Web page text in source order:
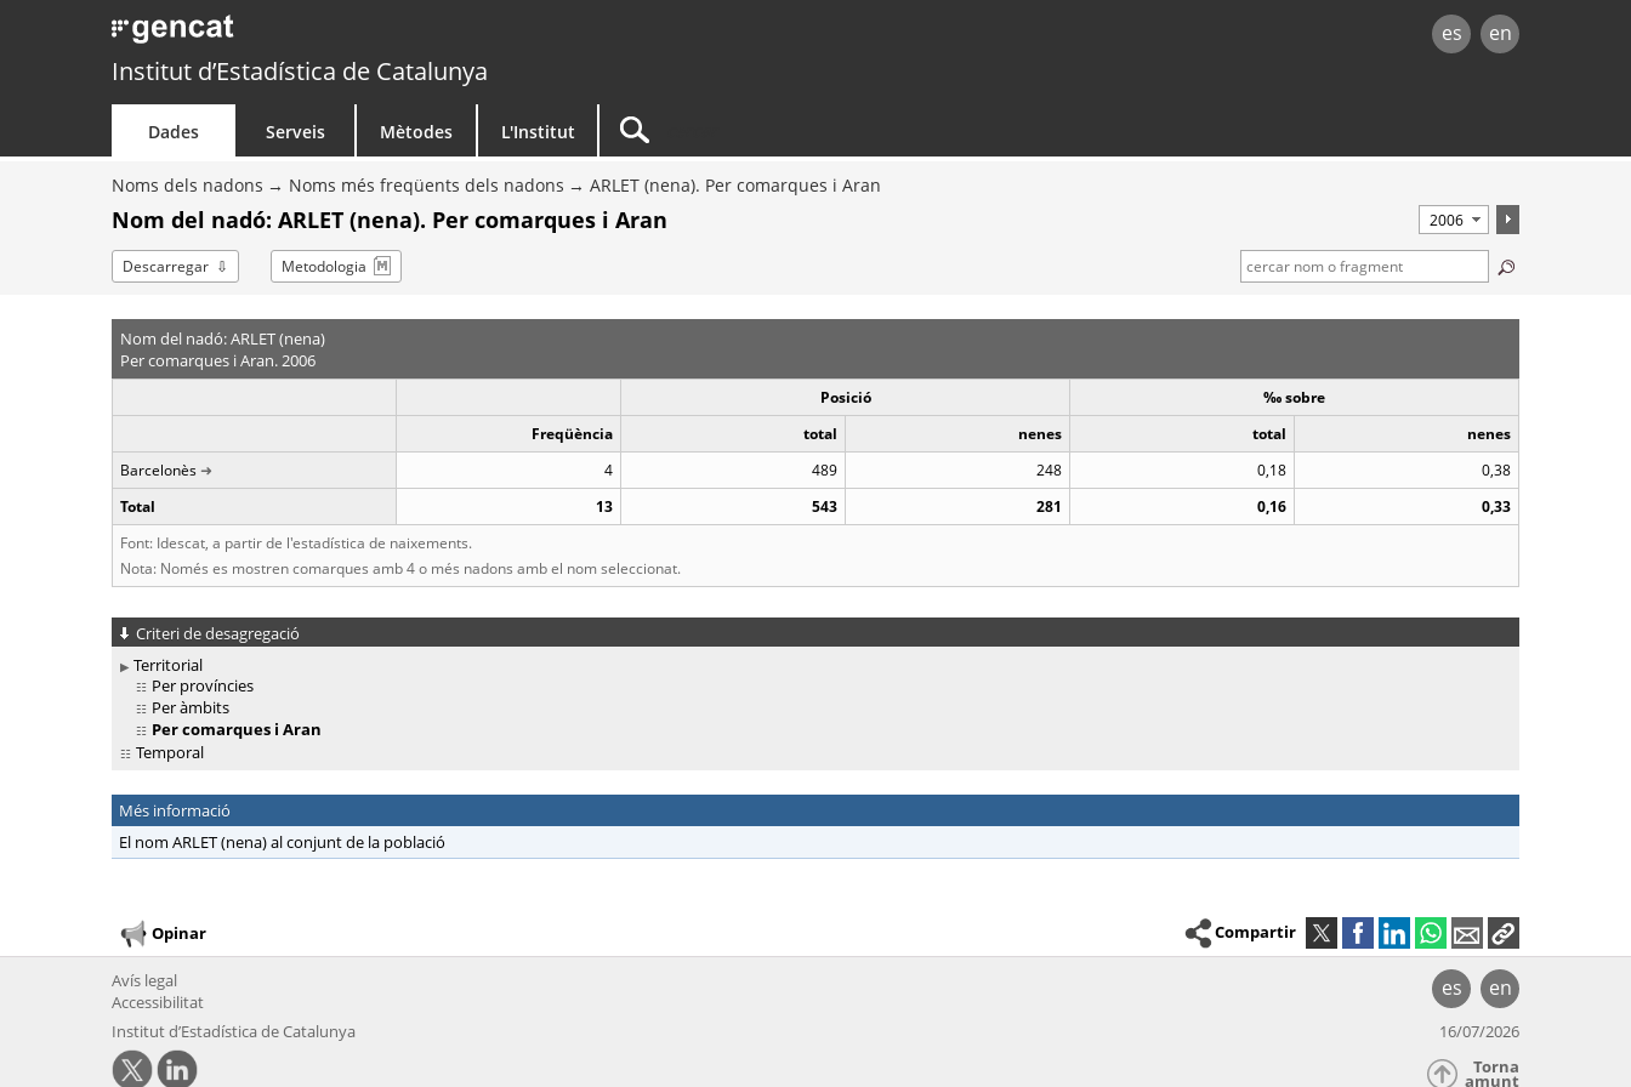
es en
Institut d’Estadística de Catalunya
Dades Serveis Mètodes L'Institut
Noms dels nadons Noms més freqüents dels nadons ARLET (nena). Per comarques i Aran
Nom del nadó: ARLET (nena). Per comarques i Aran
Descarregar Metodologia
Nom del nadó: ARLET (nena)
Per comarques i Aran. 2006
Posició
‰ sobre
Freqüència
total nenes total
nenes
Barcelonès
4 489 248 0,18
0,38
Total
13 543 281 0,16
0,33
Font: Idescat, a partir de l'estadística de naixements.
Nota: Només es mostren comarques amb 4 o més nadons amb el nom seleccionat.
Criteri de desagregació
Territorial
Per províncies
Per àmbits
Per comarques i Aran
Temporal
Més informació
El nom ARLET (nena) al conjunt de la població
Opinar Compartir
es en
Avís legal
Accessibilitat
Institut d’Estadística de Catalunya
16/07/2026
Torna
amunt